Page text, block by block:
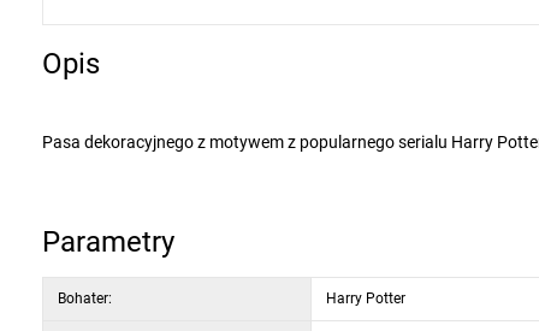
Opis
Pasa dekoracyjnego z motywem z popularnego serialu Harry Potter nie powinno zabraknąć w żadnym pokoju dziecka. Każde dziecko z
Można zastosować go oddzielnie
Aplikacja jest bardzo łatwa. Na czystej i gładkiej powierzchnię należy narysować linię poziomą i umieścić na niej pas dekoracyjny. Przed
końcowym dociśnięciem pasa należy upewnić się, że został on poprawnie umieszczony. By ułatwić naklejanie pasa dekoracyjnego, można go
Parametry
Bohater: Harry Potter